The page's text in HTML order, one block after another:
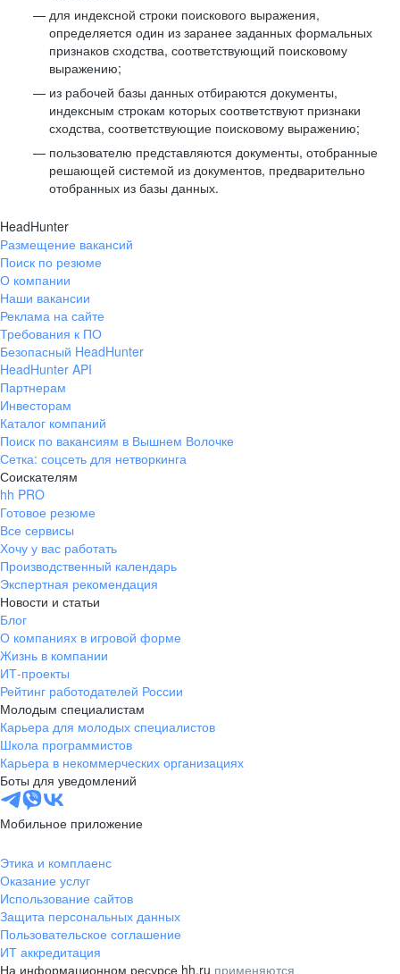
для индексной строки поискового выражения,
определяется один из заранее заданных формальных
признаков сходства, соответствующий поисковому
выражению;
из рабочей базы данных отбираются документы,
индексным строкам которых соответствуют признаки
сходства, соответствующие поисковому выражению;
пользователю представляются документы, отобранные
решающей системой из документов, предварительно
отобранных из базы данных.
HeadHunter
Размещение вакансий
Поиск по резюме
О компании
Наши вакансии
Реклама на сайте
Требования к ПО
Безопасный HeadHunter
HeadHunter API
Партнерам
Инвесторам
Каталог компаний
Поиск по вакансиям в Вышнем Волочке
Сетка: соцсеть для нетворкинга
Соискателям
hh PRO
Готовое резюме
Все сервисы
Хочу у вас работать
Производственный календарь
Экспертная рекомендация
Новости и статьи
Блог
О компаниях в игровой форме
Жизнь в компании
ИТ-проекты
Рейтинг работодателей России
Молодым специалистам
Карьера для молодых специалистов
Школа программистов
Карьера в некоммерческих организациях
Боты для уведомлений
Мобильное приложение
Этика и комплаенс
Оказание услуг
Использование сайтов
Защита персональных данных
Пользовательское соглашение
ИТ аккредитация
На информационном ресурсе hh.ru применяются